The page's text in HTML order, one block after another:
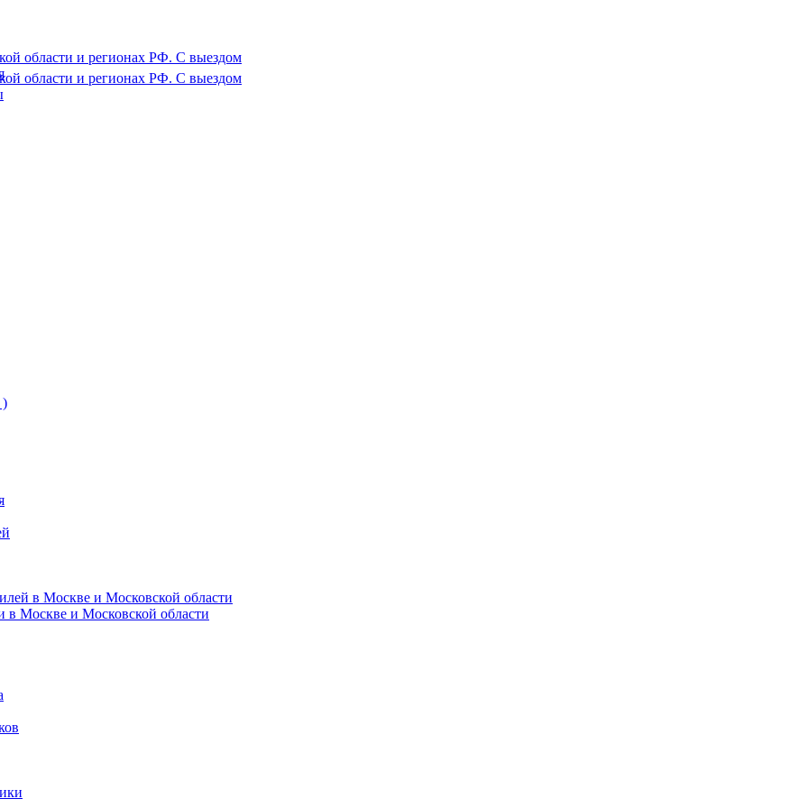
области и регионах РФ. С выездом
области и регионах РФ. С выездом
)
в Москве и Московской области
в Москве и Московской области